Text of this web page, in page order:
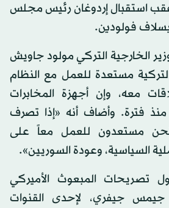
استقبال إردوغان رئيس مجلس
فولودين.
الخارجية التركي مولود جاويش
مستعدة للعمل مع النظام
معه، وإن أجهزة المخابرات
منذ فترة. وأضاف أنه «إذا تصرف
مستعدون للعمل معاً على
السياسية، وعودة السوريين».
تصريحات المبعوث الأميركي
جيمس جيفري، لإحدى القنوات